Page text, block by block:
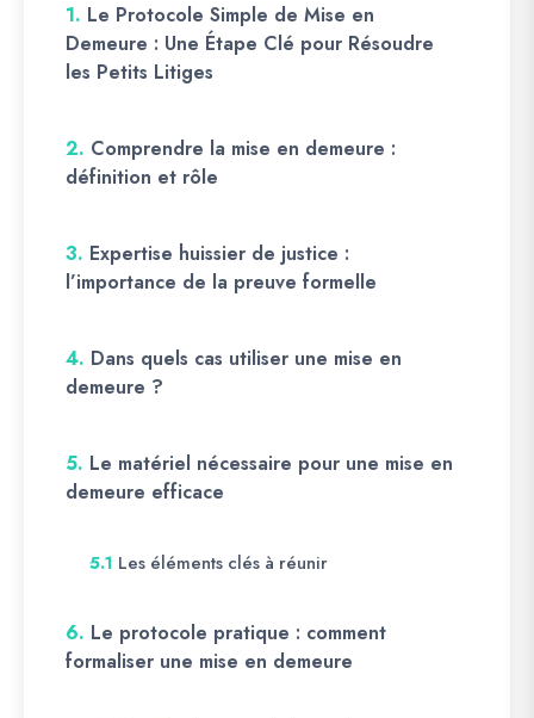
1. Le Protocole Simple de Mise en
Demeure : Une Étape Clé pour Résoudre
les Petits Litiges
2. Comprendre la mise en demeure :
définition et rôle
3. Expertise huissier de justice :
l’importance de la preuve formelle
4. Dans quels cas utiliser une mise en
demeure ?
5. Le matériel nécessaire pour une mise en
demeure efficace
5.1 Les éléments clés à réunir
6. Le protocole pratique : comment
formaliser une mise en demeure